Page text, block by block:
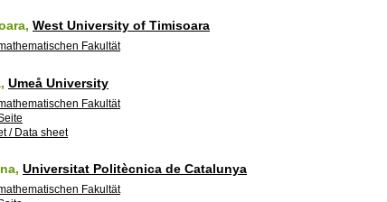
West University of Timisoara
Fakultät
Umeå University
Fakultät
/ Data sheet
Universitat Politècnica de Catalunya
Fakultät